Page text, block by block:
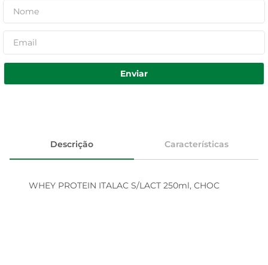
Enviar
Descrição Características
WHEY PROTEIN ITALAC S/LACT 250ml, CHOC